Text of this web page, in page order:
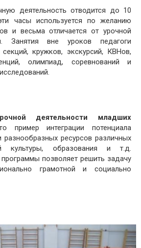
деятельность отводится до 10
часы используется по желанию
и весьма отличается от урочной
Занятия вне уроков педагоги
кружков, экскурсий, КВНов,
олимпиад, соревнований и
деятельности младших
пример интеграции потенциала
разнообразных ресурсов различных
культуры, образования и т.д.
позволяет решить задачу
грамотной и социально